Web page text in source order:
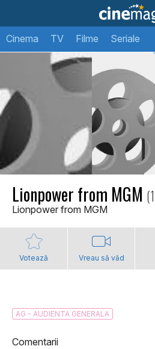
Cinema TV Filme Seriale
Lionpower from MGM
Lionpower from MGM
Votează Vreau să văd
AG - AUDIENTA GENERALA
Comentarii